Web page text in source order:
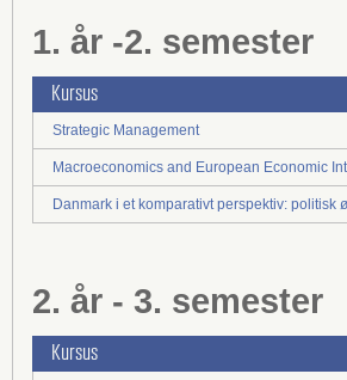
1. år -2. semester
Kursus
Strategic Management
Macroeconomics and European Economic
Danmark i et komparativt perspektiv: politisk
2. år - 3. semester
Kursus